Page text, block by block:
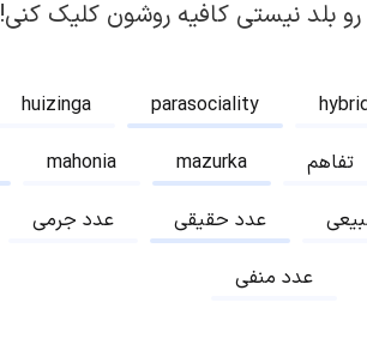
بلد نیستی کافیه روشون کلیک کنی!
huizinga parasociality
mahonia mazurka تفاهم
عدد جرمی عدد حقیقی
عدد منفی